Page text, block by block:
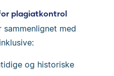
plagiatkontrol
med
og historiske